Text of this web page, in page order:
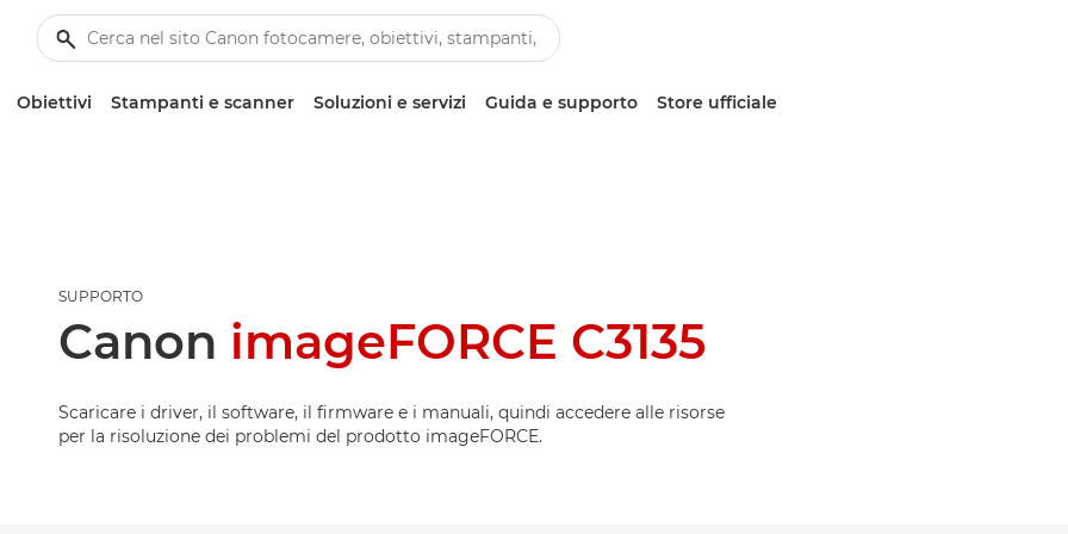
Obiettivi Stampanti e scanner Soluzioni e servizi Guida e supporto Store ufficiale
SUPPORTO
Canon imageFORCE C3135
Scaricare i driver, il software, il firmware e i manuali, quindi accedere alle risorse
per la risoluzione dei problemi del prodotto imageFORCE.